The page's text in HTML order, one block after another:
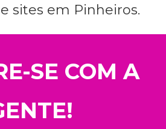
sites em Pinheiros.
SE COM A